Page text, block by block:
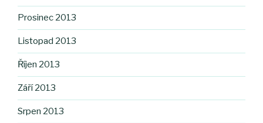
Prosinec 2013
Listopad 2013
Říjen 2013
Září 2013
Srpen 2013